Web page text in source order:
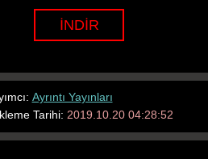
İNDİR
Ayrıntı Yayınları
Tarihi: 2019.10.20 04:28:52